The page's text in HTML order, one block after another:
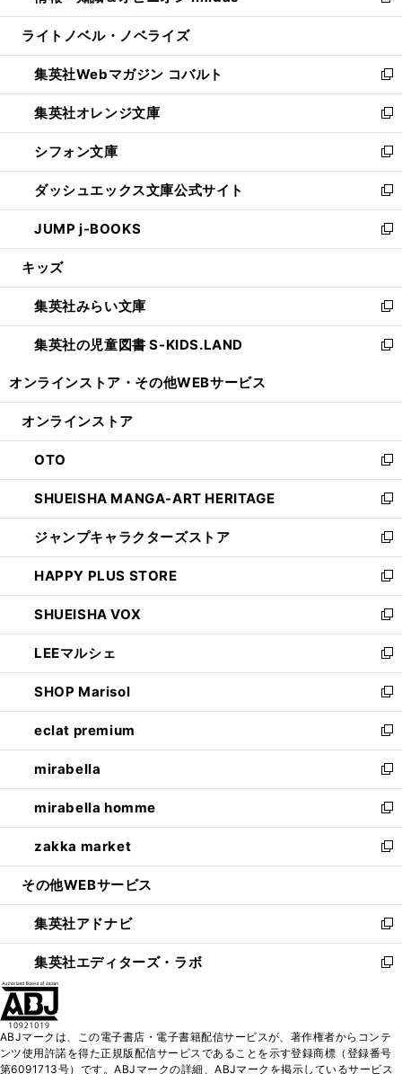
開
ウ
開
く
ン
ウ
で
開
く
ウ
ン
ド
ウ
で
開
く
し
ウ
ィ
ン
ド
ウ
で
開
く
ライトノベル・ノベライズ
集英社Webマガジン コバルト
新
し
い
ウ
ィ
ン
ド
ウ
で
開
集英社オレンジ文庫
新
し
い
ウ
ィ
ン
ド
ウ
開
く
シフォン文庫
新
し
い
ウ
ィ
ン
ウ
で
開
く
ダッシュエックス文庫公式サイト
新
し
い
ウ
ン
ド
ウ
で
JUMP j-BOOKS
新
し
ウ
ィ
ン
ド
開
キッズ
集英社みらい文庫
新
し
い
ン
ウ
で
開
く
集英社の児童図書 S-KIDS.LAND
新
ウ
ン
ド
ウ
で
開
く
オンラインストア・ その他WEBサービス
オンラインストア
OTO
新
し
い
ウ
ィ
ン
ド
ウ
で
開
く
SHUEISHA MANGA-ART HERITAGE
新
し
い
ウ
ィ
ン
ド
ウ
で
開
く
ジャンプキャラクターズストア
新
し
い
ウ
ィ
ン
ド
ウ
で
開
く
HAPPY PLUS STORE
新
し
い
ウ
ィ
ン
ド
ウ
で
開
く
SHUEISHA VOX
新
し
い
ウ
ィ
ン
ド
ウ
で
開
く
LEEマルシェ
新
し
い
ウ
ィ
ン
ド
ウ
で
開
く
SHOP Marisol
新
し
い
ウ
ィ
ン
ド
ウ
で
開
eclat premium
新
し
い
ウ
ィ
ン
ド
ウ
開
く
mirabella
新
し
い
ウ
ィ
ン
ウ
で
開
く
mirabella homme
新
し
い
ウ
ン
ド
ウ
で
zakka market
新
し
ウ
ィ
ン
ド
く
その他WEBサービス
集英社アドナビ
新
し
い
ド
ウ
集英社エディターズ・ラボ
新
ィ
ン
ABJマークは、この電子書店・電子書籍配信サービスが、著作権者からコンテ
ンツ使用許諾を得た正規版配信サービスであることを示す登録商標（登録番号
第6091713号）です。ABJマークの詳細、ABJマークを掲示しているサービス